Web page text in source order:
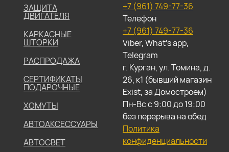
ЗАЩИТА
ДВИГАТЕЛЯ
КАРКАСНЫЕ
ШТОРКИ
РАСПРОДАЖА
СЕРТИФИКАТЫ
ПОДАРОЧНЫЕ
ХОМУТЫ
АВТОАКСЕССУАРЫ
АВТОСВЕТ
+7 (961) 749-77-36
Телефон
+7 (961) 749-77-36
Viber, What's app,
Telegram
г. Курган, ул. Томина, д.
26, к1 (бывший магазин
Exist, за Домостроем)
Пн-Вс с 9:00 до 19:00
без перерыва на обед
Политика
конфиденциальности